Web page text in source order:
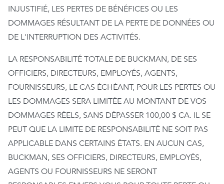
INJUSTIFIÉ, LES PERTES DE BÉNÉFICES OU LES
DOMMAGES RÉSULTANT DE LA PERTE DE DONNÉES OU
DE L'INTERRUPTION DES ACTIVITÉS.
LA RESPONSABILITÉ TOTALE DE BUCKMAN, DE SES
OFFICIERS, DIRECTEURS, EMPLOYÉS, AGENTS,
FOURNISSEURS, LE CAS ÉCHÉANT, POUR LES PERTES OU
LES DOMMAGES SERA LIMITÉE AU MONTANT DE VOS
DOMMAGES RÉELS, SANS DÉPASSER 100,00 $ CA. IL SE
PEUT QUE LA LIMITE DE RESPONSABILITÉ NE SOIT PAS
APPLICABLE DANS CERTAINS ÉTATS. EN AUCUN CAS,
BUCKMAN, SES OFFICIERS, DIRECTEURS, EMPLOYÉS,
AGENTS OU FOURNISSEURS NE SERONT